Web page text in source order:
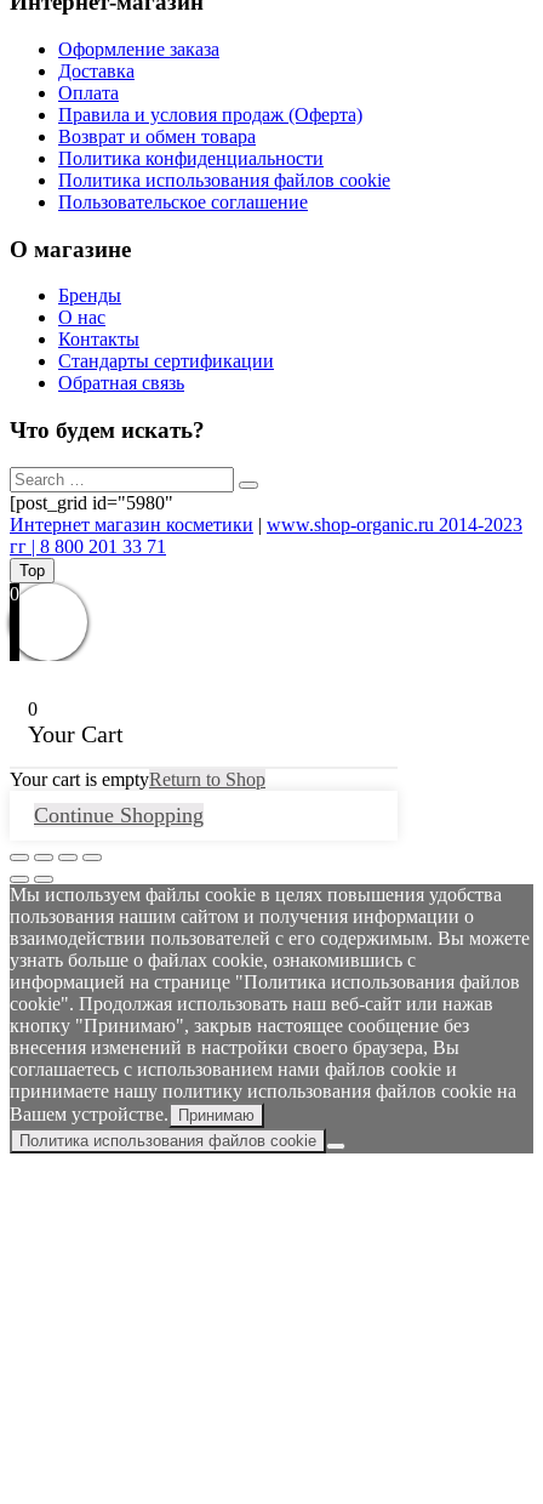
Оформление заказа
Доставка
Оплата
Правила и условия продаж (Оферта)
Возврат и обмен товара
Политика конфиденциальности
Политика использования файлов cookie
Пользовательское соглашение
О магазине
Бренды
О нас
Контакты
Стандарты сертификации
Обратная связь
Что будем искать?
[post_grid id="5980"
Интернет магазин косметики | www.shop-organic.ru 2014-2023
гг | 8 800 201 33 71
Top
0
0
Your Cart
Your cart is emptyReturn to Shop
Continue Shopping
Мы используем файлы cookie в целях повышения удобства
пользования нашим сайтом и получения информации о
взаимодействии пользователей с его содержимым. Вы можете
узнать больше о файлах cookie, ознакомившись с
информацией на странице "Политика использования файлов
cookie". Продолжая использовать наш веб-сайт или нажав
кнопку "Принимаю", закрыв настоящее сообщение без
внесения изменений в настройки своего браузера, Вы
соглашаетесь с использованием нами файлов cookie и
принимаете нашу политику использования файлов cookie на
Вашем устройстве.
Принимаю
Политика использования файлов cookie